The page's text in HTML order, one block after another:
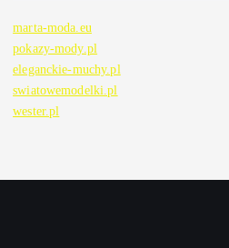
marta-moda.eu
pokazy-mody.pl
eleganckie-muchy.pl
swiatowemodelki.pl
wester.pl